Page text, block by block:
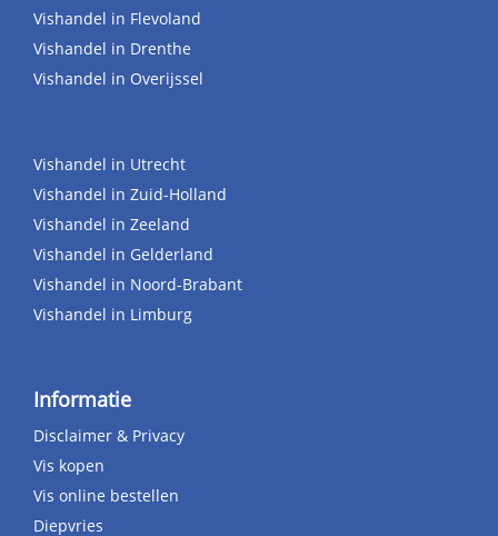
Vishandel in Flevoland
Vishandel in Drenthe
Vishandel in Overijssel
Vishandel in Utrecht
Vishandel in Zuid-Holland
Vishandel in Zeeland
Vishandel in Gelderland
Vishandel in Noord-Brabant
Vishandel in Limburg
Informatie
Disclaimer & Privacy
Vis kopen
Vis online bestellen
Diepvries